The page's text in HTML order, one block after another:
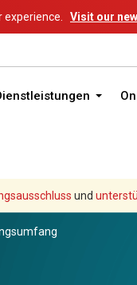
experience. Visit our
und